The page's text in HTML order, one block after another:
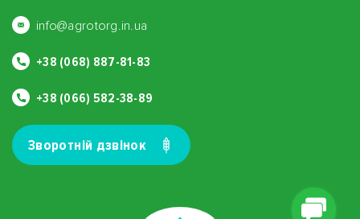
info@agrotorg.in.ua
+38 (068) 887-81-83
+38 (066) 582-38-89
Зворотнiй дзвiнок